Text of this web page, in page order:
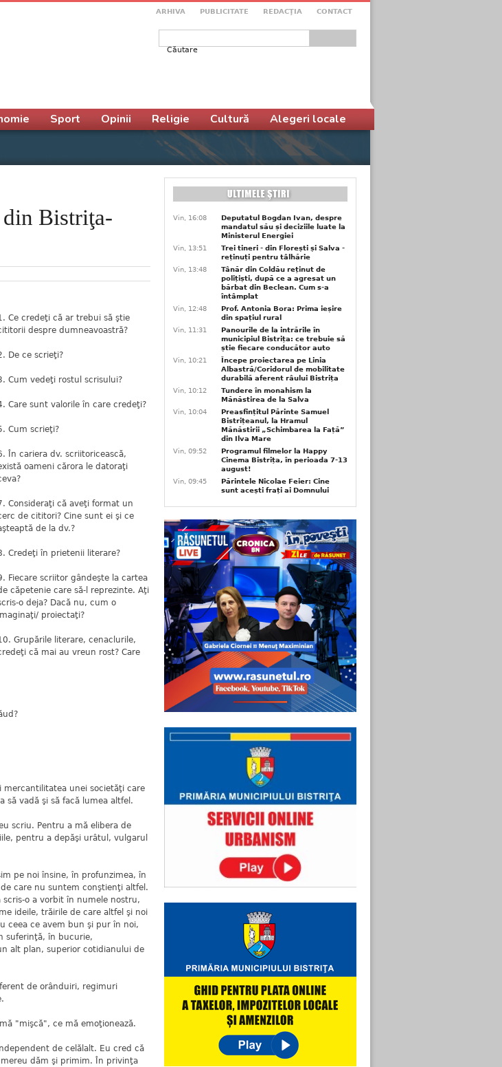
ARHIVA PUBLICITATE REDACŢIA CONTACT
Formular de căutare
Bistriţa-
Ce credeţi că ar trebui să ştie
despre dumneavoastră?
De ce scrieţi?
Cum vedeţi rostul scrisului?
Care sunt valorile în care credeţi?
Cum scrieţi?
În cariera dv. scriitoricească,
oameni cărora le datoraţi
Consideraţi că aveţi format un
de cititori? Cine sunt ei şi ce
de la dv.?
Credeţi în prietenii literare?
Fiecare scriitor gândeşte la cartea
căpetenie care să-l reprezinte. Aţi
o deja? Dacă nu, cum o
proiectaţi?
Grupările literare, cenaclurile,
că mai au vreun rost? Care
mercantilitatea unei societăţi care
vadă şi să facă lumea altfel.
scriu. Pentru a mă elibera de
pentru a depăşi urâtul, vulgarul
pe noi însine, în profunzimea, în
care nu suntem conştienţi altfel.
o a vorbit în numele nostru,
ideile, trăirile de care altfel şi noi
ceea ce avem bun şi pur în noi,
suferinţă, în bucurie,
alt plan, superior cotidianului de
de orânduiri, regimuri
"mişcă", ce mă emoţionează.
de celălalt. Eu cred că
dăm şi primim. În privinţa
Sport Opinii Religie Cultură Alegeri locale
Vin, 16:08
Deputatul Bogdan Ivan, despre
mandatul său și deciziile luate la
Ministerul Energiei
Vin, 13:51
Trei tineri - din Florești și Salva -
reținuți pentru tâlhărie
Vin, 13:48
Tânăr din Coldău reținut de
polițiști, după ce a agresat un
bărbat din Beclean. Cum s-a
întâmplat
Vin, 12:48
Prof. Antonia Bora: Prima ieșire
din spațiul rural
Vin, 11:31
Panourile de la intrările în
municipiul Bistrița: ce trebuie să
știe fiecare conducător auto
Vin, 10:21
Începe proiectarea pe Linia
Albastră/Coridorul de mobilitate
durabilă aferent râului Bistrița
Vin, 10:12
Tundere în monahism la
Mănăstirea de la Salva
Vin, 10:04
Preasfințitul Părinte Samuel
Bistrițeanul, la Hramul
Mănăstirii „Schimbarea la Față”
din Ilva Mare
Vin, 09:52
Programul filmelor la Happy
Cinema Bistrița, în perioada 7-13
august!
Vin, 09:45
Părintele Nicolae Feier: Cine
sunt acești frați ai Domnului